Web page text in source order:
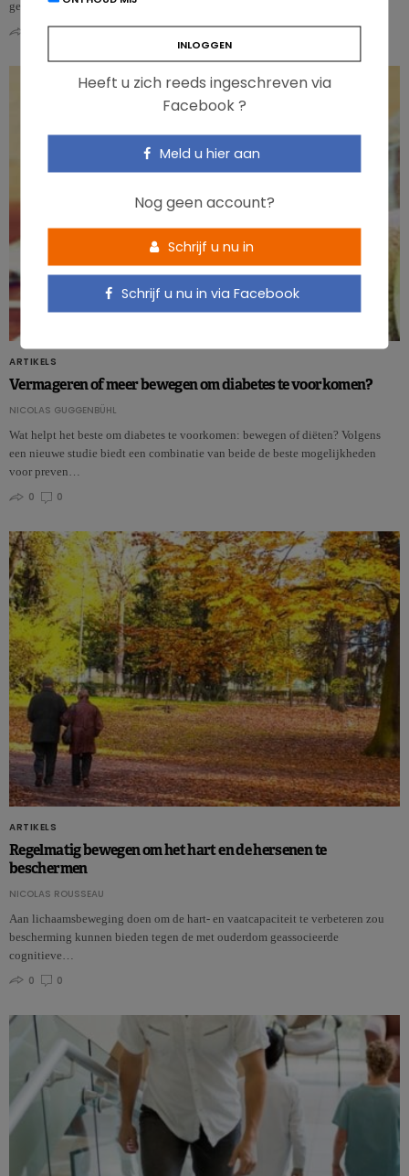
gekoppeld k…
0
ARTIKELS
Vermageren of meer bewegen om diabetes te voorkomen?
NICOLAS GUGGENBÜHL
Wat helpt het beste om diabetes te voorkomen: bewegen of diëten? Volgens
een nieuwe studie biedt een combinatie van beide de beste mogelijkheden
voor preven…
0
0
ARTIKELS
Regelmatig bewegen om het hart en de hersenen te
beschermen
NICOLAS ROUSSEAU
Aan lichaamsbeweging doen om de hart- en vaatcapaciteit te verbeteren zou
bescherming kunnen bieden tegen de met ouderdom geassocieerde
cognitieve…
0
0
Heeft u zich reeds ingeschreven via
Facebook ?
Meld u hier aan
Nog geen account?
Schrijf u nu in
Schrijf u nu in via Facebook